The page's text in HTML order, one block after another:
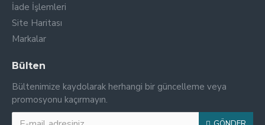
İade İşlemleri
Site Haritası
Markalar
Bülten
Bültenimize kaydolarak herhangi bir güncelleme veya
promosyonu kaçırmayın.